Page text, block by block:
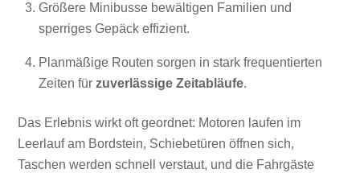
Größere Minibusse bewältigen Familien und
sperriges Gepäck effizient.
Planmäßige Routen sorgen in stark frequentierten
Zeiten für zuverlässige Zeitabläufe.
Das Erlebnis wirkt oft geordnet: Motoren laufen im
Leerlauf am Bordstein, Schiebetüren öffnen sich,
Taschen werden schnell verstaut, und die Fahrgäste